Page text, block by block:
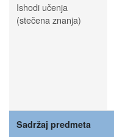
Ishodi učenja
(stečena znanja)
Sadržaj predmeta